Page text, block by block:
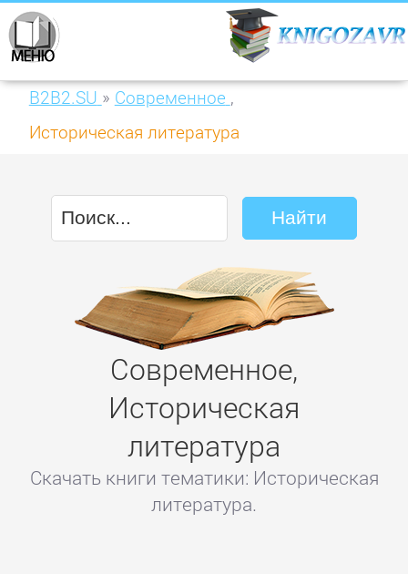
B2B2.SU » Современное ,
Историческая литература
Современное,
Историческая
литература
Скачать книги тематики: Историческая
литература.